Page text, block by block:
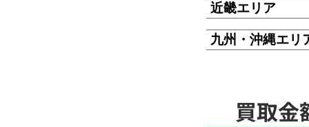
近畿エリア
九州・沖縄エリ
買取金